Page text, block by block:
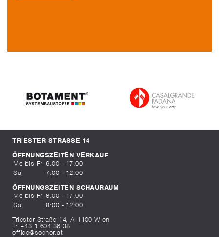
TRIESTER STRASSE 14
ÖFFNUNGSZEITEN VERKAUF
Mo bis Fr
6:00 - 17:00
Sa
7:00 - 12:00
ÖFFNUNGSZEITEN SCHAURAUM
Mo bis Fr
8:00 - 17:00
Sa
8:00 - 12:00
Triester Straße 14, A-1100 Wien
T: +43 1 604 36 38
office@sochor.at